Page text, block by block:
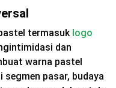
termasuk logo
dan
warna pastel
pasar, budaya